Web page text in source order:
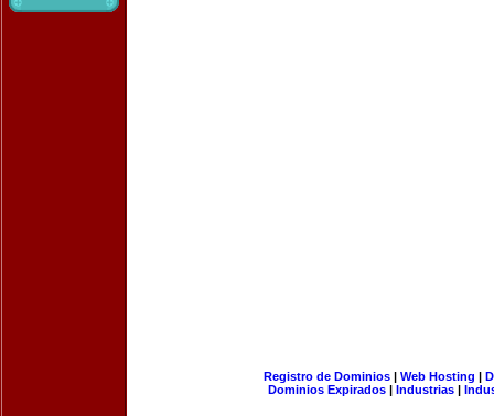
Registro de Dominios| Web Hosting |
Dominios Expirados | Industrias |